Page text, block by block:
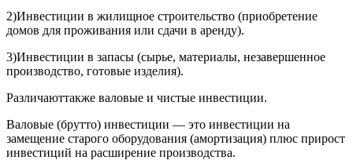
2)Инвестиции в жилищное строительство (приобретение
домов для проживания или сдачи в аренду).
3)Инвестиции в запасы (сырье, материалы, незавершенное
производство, готовые изделия).
Различаюттакже валовые и чистые инвестиции.
Валовые (брутто) инвестиции — это инвестиции на
замещение старого оборудования (амортизация) плюс прирост
инвестиций на расширение производства.